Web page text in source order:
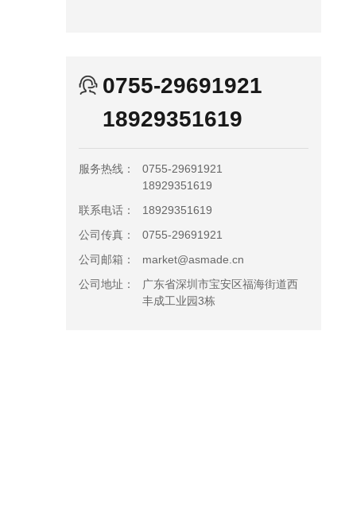
0755-29691921
18929351619
服务热线：
0755-29691921
18929351619
联系电话：
18929351619
公司传真：
0755-29691921
公司邮箱：
market@asmade.cn
公司地址：
广东省深圳市宝安区福海街道西
丰成工业园3栋